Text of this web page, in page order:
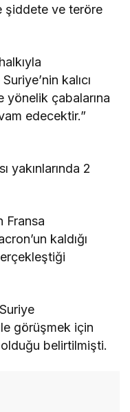
şiddete ve teröre
kalıcı
yönelik çabalarına
edecektir.”
yakınlarında 2
Fransa
kaldığı
görüşmek için
olduğu belirtilmişti.